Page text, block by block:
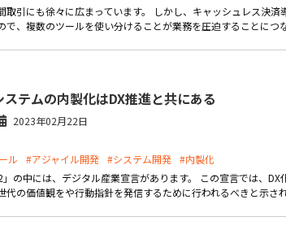
取引にも徐々に広まっています。 しかし、キャッシュレス決
で、複数のツールを使い分けることが業務を圧迫することにつ
ステムの内製化はDX推進と共にある
2023年02月22日
ル #アジャイル開発 #システム開発 #内製化
の中には、デジタル産業宣言があります。 この宣言では、
代の価値観をや行動指針を発信するために行われるべきと示さ